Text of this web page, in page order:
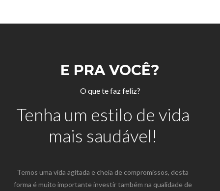
E PRA VOCÊ?
O que te faz feliz?
Tenha um estilo de vida
mais saudável!
Temos uma vida agitada e cheia de compromissos, desta
forma é muito importante investir também na qualidade de